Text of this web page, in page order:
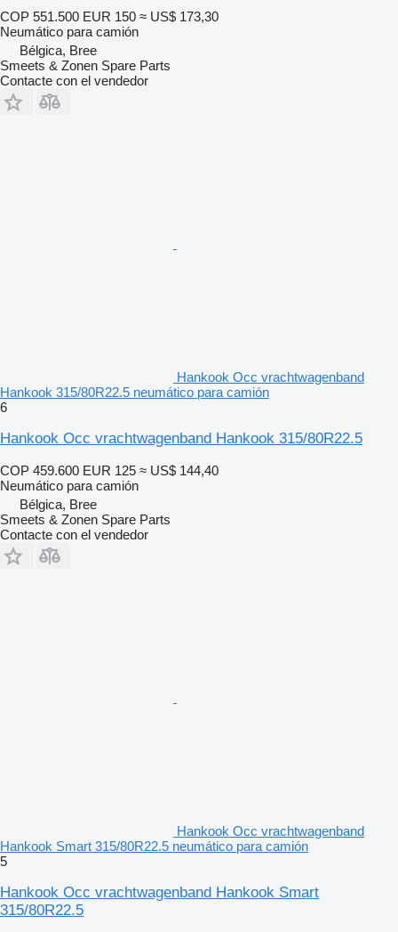
COP 551.500 EUR 150 ≈ US$ 173,30
Neumático para camión
Bélgica, Bree
Smeets & Zonen Spare Parts
Contacte con el vendedor
Hankook Occ vrachtwagenband
Hankook 315/80R22.5 neumático para camión
6
Hankook Occ vrachtwagenband Hankook 315/80R22.5
COP 459.600 EUR 125 ≈ US$ 144,40
Neumático para camión
Bélgica, Bree
Smeets & Zonen Spare Parts
Contacte con el vendedor
Hankook Occ vrachtwagenband
Hankook Smart 315/80R22.5 neumático para camión
5
Hankook Occ vrachtwagenband Hankook Smart
315/80R22.5